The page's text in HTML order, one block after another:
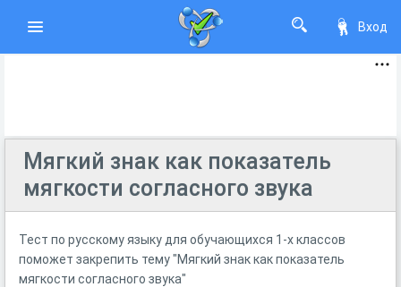
Вход
Мягкий знак как показатель
мягкости согласного звука
Тест по русскому языку для обучающихся 1-х классов
поможет закрепить тему "Мягкий знак как показатель
мягкости согласного звука"